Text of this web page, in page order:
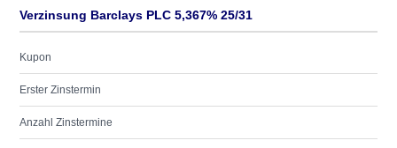
Verzinsung Barclays PLC 5,367% 25/31
Kupon
Erster Zinstermin
Anzahl Zinstermine